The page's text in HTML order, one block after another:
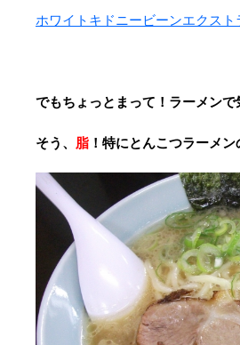
ホワイトキドニービーンエクスト
でもちょっとまって！ラーメン
そう、 脂 ！特にとんこつラーメン